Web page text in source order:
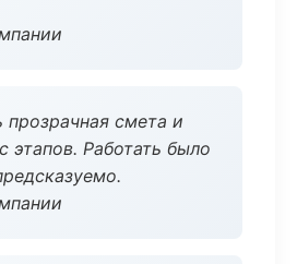
прозрачная смета и
этапов. Работать было